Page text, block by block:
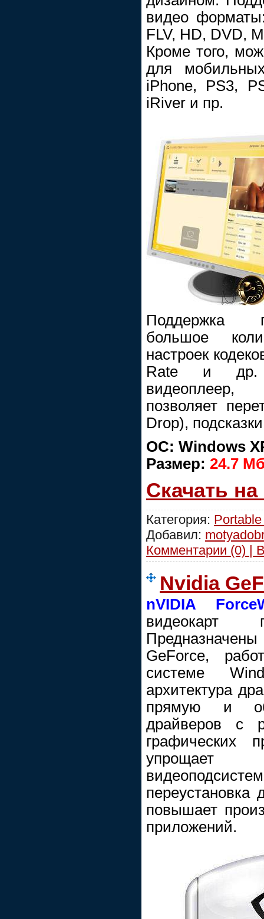
видео
FLV, HD, DVD,
Кроме того,
для
iPhone, PS3,
iRiver и пр.
Поддержка
большое
настроек
Rate и др.
позволяет
Drop),
ОС: Windows
Размер: 24.7
Скачать
Категория:
Добавил:
Комментарии (0) |
Nvidia
nVIDIA
видеокарт
GeForce,
системе
архитектура
прямую и
драйверов с
графических
упрощает
переустановка
повышает
приложений.